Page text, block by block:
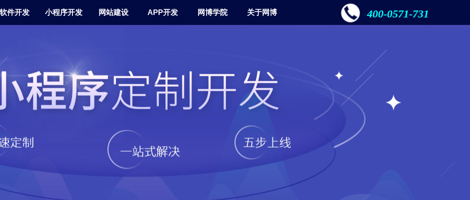
400-0571-731
软件开发 小程序开发 网站建设 APP开发 网博学院 关于网博